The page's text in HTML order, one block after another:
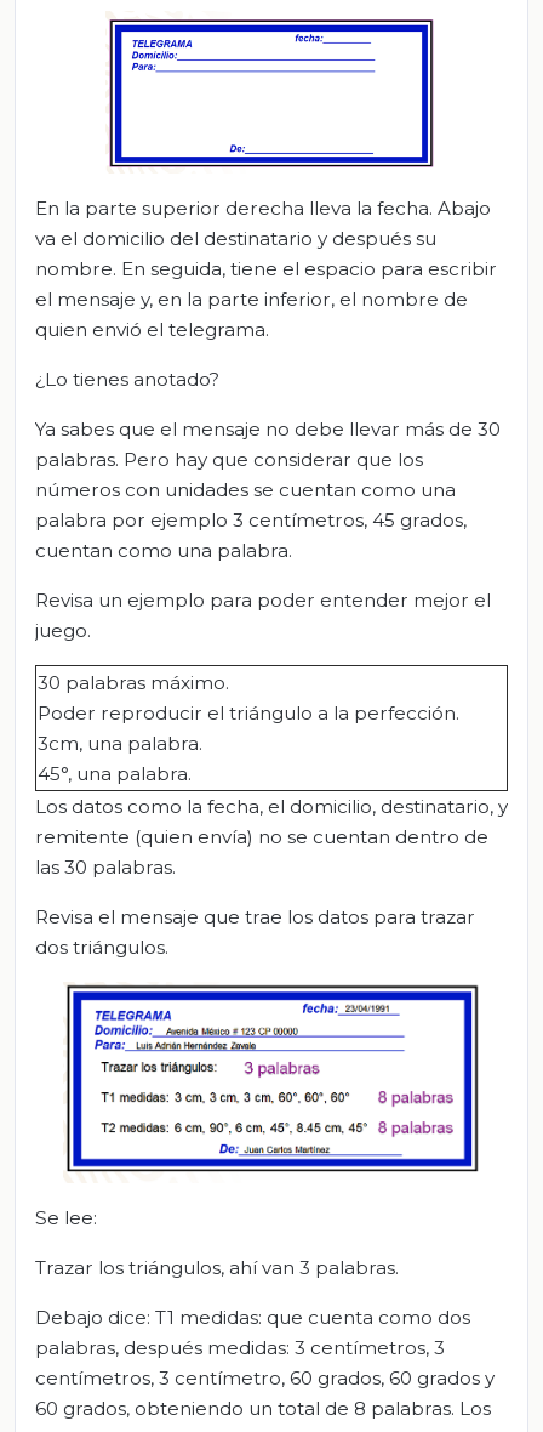
En la parte superior derecha lleva la fecha. Abajo
va el domicilio del destinatario y después su
nombre. En seguida, tiene el espacio para escribir
el mensaje y, en la parte inferior, el nombre de
quien envió el telegrama.
¿Lo tienes anotado?
Ya sabes que el mensaje no debe llevar más de 30
palabras. Pero hay que considerar que los
números con unidades se cuentan como una
palabra por ejemplo 3 centímetros, 45 grados,
cuentan como una palabra.
Revisa un ejemplo para poder entender mejor el
juego.
30 palabras máximo.
Poder reproducir el triángulo a la perfección.
3cm, una palabra.
45°, una palabra.
Los datos como la fecha, el domicilio, destinatario, y
remitente (quien envía) no se cuentan dentro de
las 30 palabras.
Revisa el mensaje que trae los datos para trazar
dos triángulos.
Se lee:
Trazar los triángulos, ahí van 3 palabras.
Debajo dice: T1 medidas: que cuenta como dos
palabras, después medidas: 3 centímetros, 3
centímetros, 3 centímetro, 60 grados, 60 grados y
60 grados, obteniendo un total de 8 palabras. Los